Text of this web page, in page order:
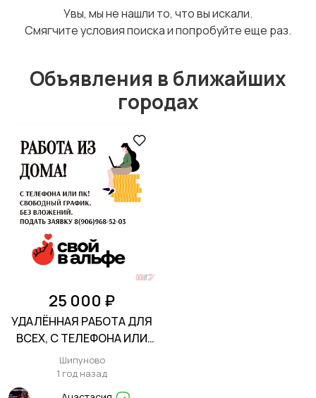
Медицина Начало карьеры
Образование и наука
Перевозки, склад,
закупки
Производство
Увы, мы не нашли то, что вы искали.
Смягчите условия поиска и попробуйте еще раз.
Объявления в ближайших
городах
25 000 ₽
УДАЛЁННАЯ РАБОТА ДЛЯ
ВСЕХ, С ТЕЛЕФОНА ИЛИ
ПК!
Шипуново
1 год назад